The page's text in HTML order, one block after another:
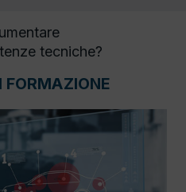
tecniche?
FORMAZIONE